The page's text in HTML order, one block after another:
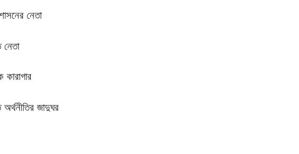
নেতা
জাদুঘর